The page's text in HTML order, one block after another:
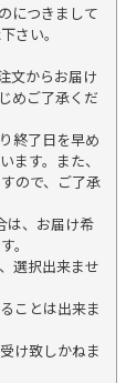
につきまして
さい。
文からお届け
めご了承くだ
終了日を早め
ます。また、
ので、ご了承
は、お届け希
。
選択出来ませ
ことは出来ま
け致しかねま